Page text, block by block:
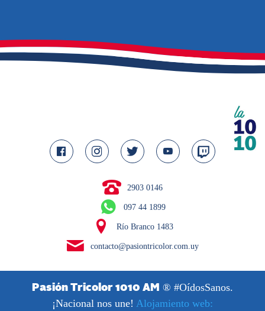
2903 0146
097 44 1899
Río Branco 1483
contacto@pasiontricolor.com.uy
Pasión Tricolor 1010 AM ® #OídosSanos.
¡Nacional nos une! Alojamiento web: